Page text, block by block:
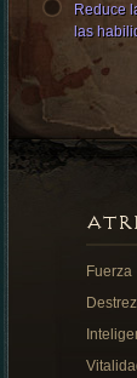
Reduce
las
Fuerza